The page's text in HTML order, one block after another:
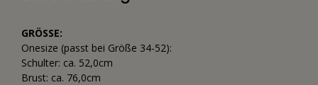
GRÖSSE:
Onesize (passt bei Größe 34-52):
Schulter: ca. 52,0cm
Brust: ca. 76,0cm